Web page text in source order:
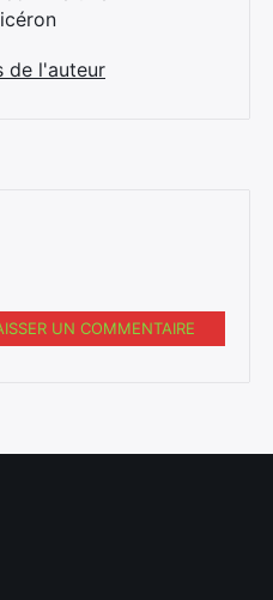
de l'auteur
UN COMMENTAIRE